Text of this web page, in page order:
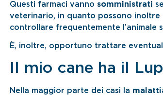
Questi farmaci vanno somministrati
veterinario, in quanto possono inoltre
controllare frequentemente l’animale
È, inoltre, opportuno trattare
Il mio cane ha il
Nella maggior parte dei casi la